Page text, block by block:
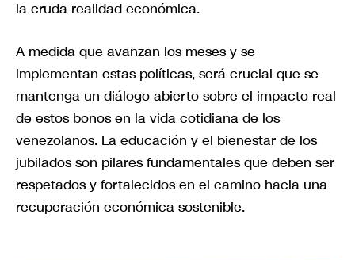
la cruda realidad económica.
A medida que avanzan los meses y se
implementan estas políticas, será crucial que se
mantenga un diálogo abierto sobre el impacto real
de estos bonos en la vida cotidiana de los
venezolanos. La educación y el bienestar de los
jubilados son pilares fundamentales que deben ser
respetados y fortalecidos en el camino hacia una
recuperación económica sostenible.